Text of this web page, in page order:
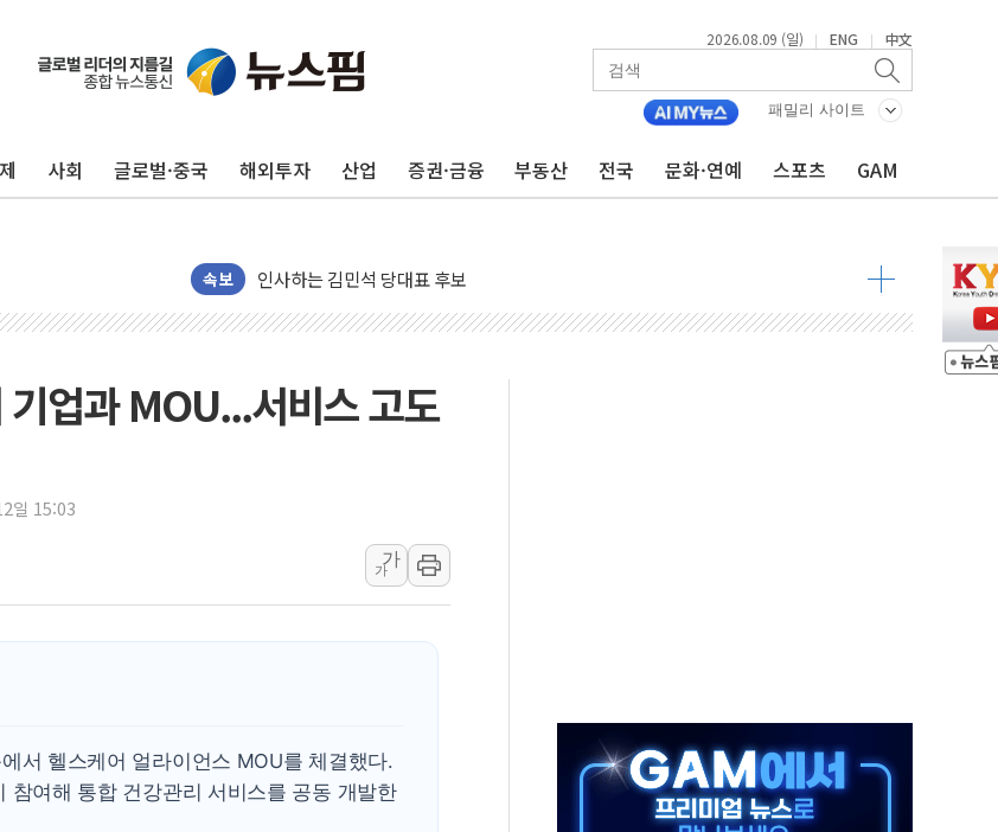
2026.08.09 (일) | ENG | 中文
패밀리 사이트
사회 글로벌·중국 해외투자 산업 증권·금융 부동산 전국 문화·연예 스포츠 GAM
속보
포항시 재난예산 40억 긴급 투입…고수온 양식장 복구·지원 '총력'
울진·영덕 '호우특보'-포항 '산사태 주의보'...경북도, 호우 피해·통제구간 없어
인천 합동연설회 나선 송영길·정청래·김민석 당대표 후보
김민석, 2주차 제주·인천 경선서 정청래에 승리...47.75% vs 42.08%
[속보] 민주, 제주·인천 경선 결과 발표...김민석 47.75% 정청래 42.08%
[속보] 민주, 인천 경선 결과 발표...김민석 45.09% 정청래 43.27% 송영길 11.63%
이번주 국내 주요 금융일정(8.10~8.14)
美, 이란전 출구전략 만지작…공습 한계·탄약 부족 현실화
李대통령 "결혼 때문에 손해 보는 일 없게"…'결혼 페널티' 22개 과제 손본다
여수 오동도 인근 해상서 모터보트 전복…1명 사망·1명 실종
'화합' 꺼낸 김민석에 '뻔뻔' 받아친 정청래…제주 연설서 신경전 고조
업과 MOU...서비스 고도
일 15:03
가
가
서 헬스케어 얼라이언스 MOU를 체결했다.
참여해 통합 건강관리 서비스를 공동 개발한